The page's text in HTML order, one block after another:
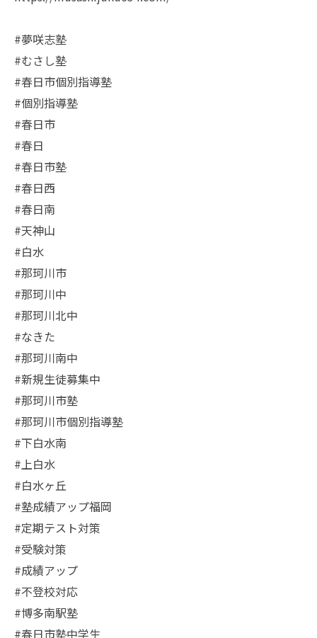
#夢咲志塾
#むさし塾
#春日市個別指導塾
#個別指導塾
#春日市
#春日
#春日市塾
#春日西
#春日南
#天神山
#白水
#那珂川市
#那珂川中
#那珂川北中
#なきた
#那珂川南中
#新規生徒募集中
#那珂川市塾
#那珂川市個別指導塾
#下白水南
#上白水
#白水ヶ丘
#塾成績アップ福岡
#定期テスト対策
#受験対策
#成績アップ
#不登校対応
#博多南駅塾
#春日市塾中学生